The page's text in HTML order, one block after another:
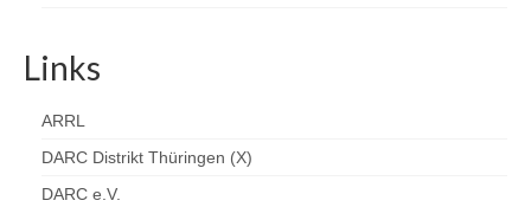
Links
ARRL
DARC Distrikt Thüringen (X)
DARC e.V.